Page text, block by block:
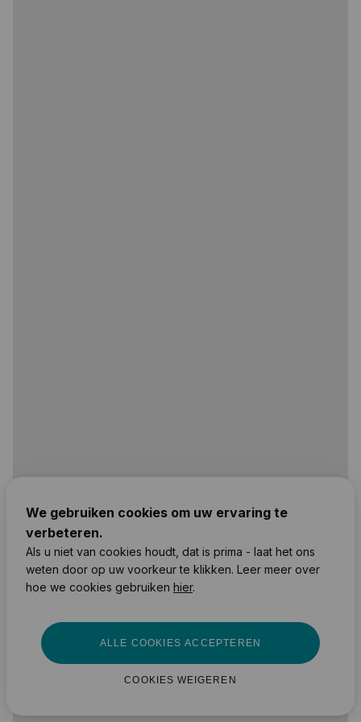
We gebruiken cookies om uw ervaring te
verbeteren.
Als u niet van cookies houdt, dat is prima - laat het ons
weten door op uw voorkeur te klikken. Leer meer over
hoe we cookies gebruiken hier.
COOKIES WEIGEREN
ALLE COOKIES ACCEPTEREN